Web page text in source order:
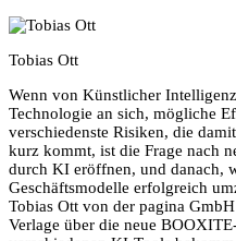
Tobias Ott
Wenn von Künstlicher
Technologie an sich, mögliche
verschiedenste Risiken, die
kurz kommt, ist die Frage nach
durch KI eröffnen, und danach,
Geschäftsmodelle erfolgreich
Tobias Ott von der pagina
Verlage über die neue